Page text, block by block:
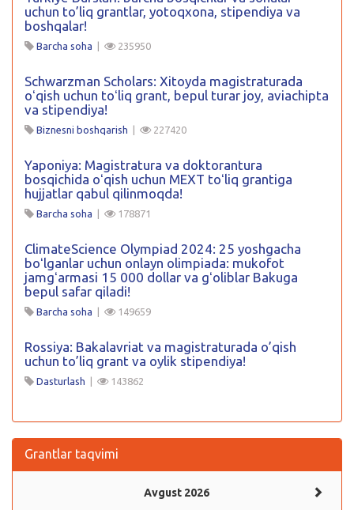
uchun to’liq grantlar, yotoqxona, stipendiya va
boshqalar!
Barcha soha 235950
Schwarzman Scholars: Xitoyda magistraturada
oʻqish uchun toʻliq grant, bepul turar joy, aviachipta
va stipendiya!
Biznesni boshqarish 227420
Yaponiya: Magistratura va doktorantura
bosqichida oʻqish uchun MEXT toʻliq grantiga
hujjatlar qabul qilinmoqda!
Barcha soha 178871
ClimateScience Olympiad 2024: 25 yoshgacha
boʻlganlar uchun onlayn olimpiada: mukofot
jamgʻarmasi 15 000 dollar va gʻoliblar Bakuga
bepul safar qiladi!
Barcha soha 149659
Rossiya: Bakalavriat va magistraturada o’qish
uchun to’liq grant va oylik stipendiya!
Dasturlash 143862
Grantlar taqvimi
Avgust 2026